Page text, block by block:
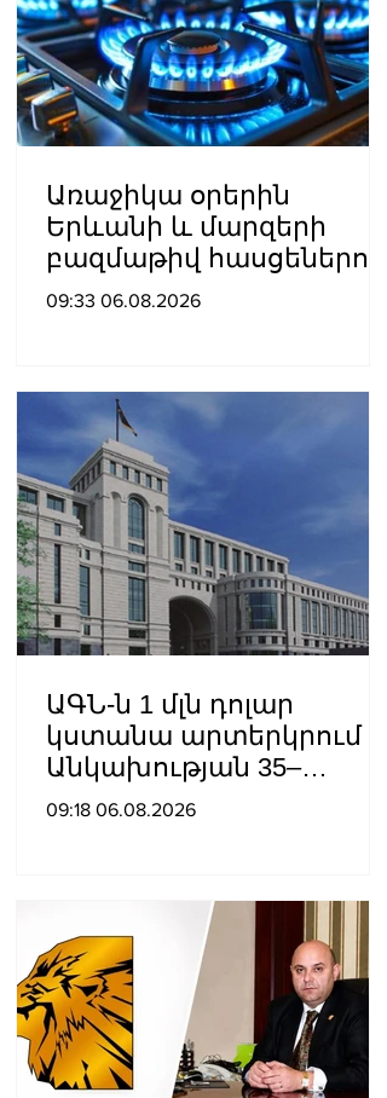
Առաջիկա օրերին
Երևանի և մարզերի
բազմաթիվ հասցեներում
գազանջատումներ են
09:33 06.08.2026
ԱԳՆ-ն 1 մլն դոլար
կստանա արտերկրում
Անկախության 35–
ամյակի
09:18 06.08.2026